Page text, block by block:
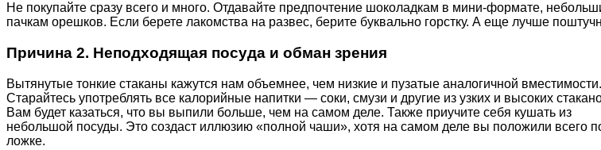
Не покупайте сразу всего и много. Отдавайте предпочтение шоколадкам в мини-формате,
пачкам орешков. Если берете лакомства на развес, берите буквально горстку. А еще лучше
Причина 2. Неподходящая посуда и обман зрения
Вытянутые тонкие стаканы кажутся нам объемнее, чем низкие и пузатые аналогичной вместимости.
Старайтесь употреблять все калорийные напитки — соки, смузи и другие из узких и высоких
Вам будет казаться, что вы выпили больше, чем на самом деле. Также приучите себя кушать из
небольшой посуды. Это создаст иллюзию «полной чаши», хотя на самом деле вы положили всего
ложке.